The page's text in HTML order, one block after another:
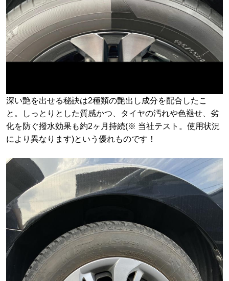
深い艶を出せる秘訣は2種類の艶出し成分を配合したこ
と。しっとりとした質感かつ、タイヤの汚れや色褪せ、劣
化を防ぐ撥水効果も約2ヶ月持続(※ 当社テスト。使用状況
により異なります)という優れものです！